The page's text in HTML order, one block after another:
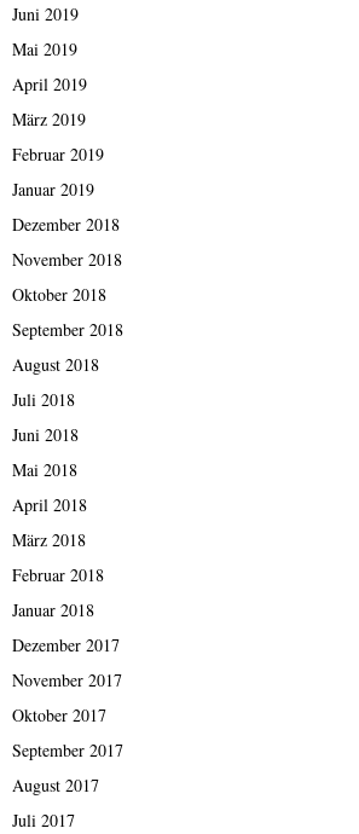
Juni 2019
Mai 2019
April 2019
März 2019
Februar 2019
Januar 2019
Dezember 2018
November 2018
Oktober 2018
September 2018
August 2018
Juli 2018
Juni 2018
Mai 2018
April 2018
März 2018
Februar 2018
Januar 2018
Dezember 2017
November 2017
Oktober 2017
September 2017
August 2017
Juli 2017